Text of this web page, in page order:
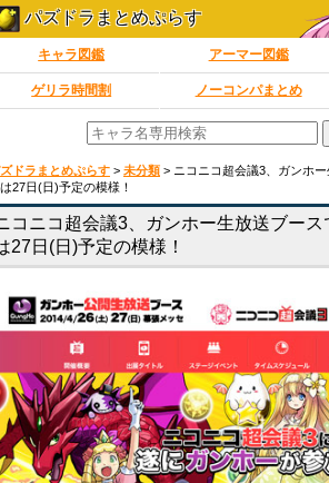
パズドラまとめぷらす
キャラ図鑑 アーマー図鑑
ゲリラ時間割 ノーコンパまとめ
ドラまとめぷらす > 未分類 > ニコニコ超会議3、ガンホ
27日(日)予定の模様！
コニコ超会議3、ガンホー生放送ブー
27日(日)予定の模様！